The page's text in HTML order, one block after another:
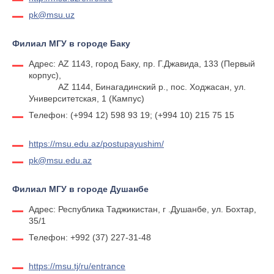
pk@msu.uz
Филиал МГУ в городе Баку
Адрес: AZ 1143, город Баку, пр. Г.Джавида, 133 (Первый
корпус),
AZ 1144, Бинагадинский р., пос. Ходжасан, ул.
Университетская, 1 (Кампус)
Телефон: (+994 12) 598 93 19; (+994 10) 215 75 15
https://msu.edu.az/postupayushim/
pk@msu.edu.az
Филиал МГУ в городе Душанбе
Адрес: Республика Таджикистан, г .Душанбе, ул. Бохтар,
35/1
Телефон: +992 (37) 227-31-48
https://msu.tj/ru/entrance